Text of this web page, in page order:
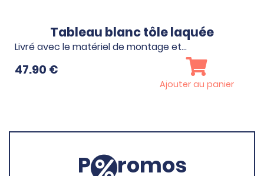
Tableau blanc tôle laquée
Livré avec le matériel de montage et…
47.90 €
Ajouter au panier
P romos